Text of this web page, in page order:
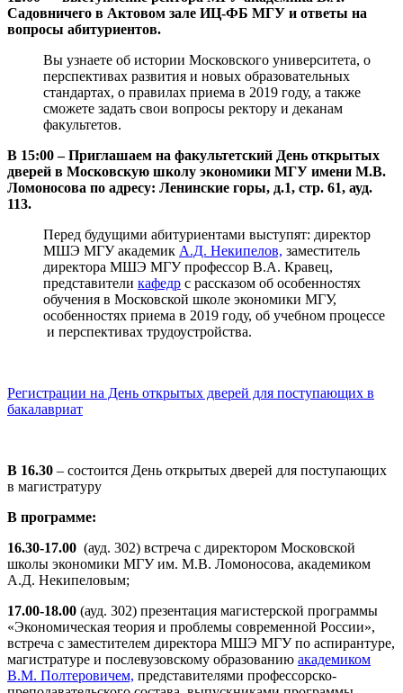
Садовничего в Актовом зале ИЦ-ФБ МГУ и ответы на
вопросы абитуриентов.
Вы узнаете об истории Московского университета, о
перспективах развития и новых образовательных
стандартах, о правилах приема в 2019 году, а также
сможете задать свои вопросы ректору и деканам
факультетов.
В 15:00 – Приглашаем на факультетский День открытых
дверей в Московскую школу экономики МГУ имени М.В.
Ломоносова по адресу: Ленинские горы, д.1, стр. 61, ауд.
113.
Перед будущими абитуриентами выступят: директор
МШЭ МГУ академик А.Д. Некипелов, заместитель
директора МШЭ МГУ профессор В.А. Кравец,
представители кафедр с рассказом об особенностях
обучения в Московской школе экономики МГУ,
особенностях приема в 2019 году, об учебном процессе
и перспективах трудоустройства.
Регистрации на День открытых дверей для поступающих в
бакалавриат
В 16.30 – состоится День открытых дверей для поступающих
в магистратуру
В программе:
16.30-17.00 (ауд. 302) встреча с директором Московской
школы экономики МГУ им. М.В. Ломоносова, академиком
А.Д. Некипеловым;
17.00-18.00 (ауд. 302) презентация магистерской программы
«Экономическая теория и проблемы современной России»,
встреча с заместителем директора МШЭ МГУ по аспирантуре,
магистратуре и послевузовскому образованию академиком
В.М. Полтеровичем, представителями профессорско-